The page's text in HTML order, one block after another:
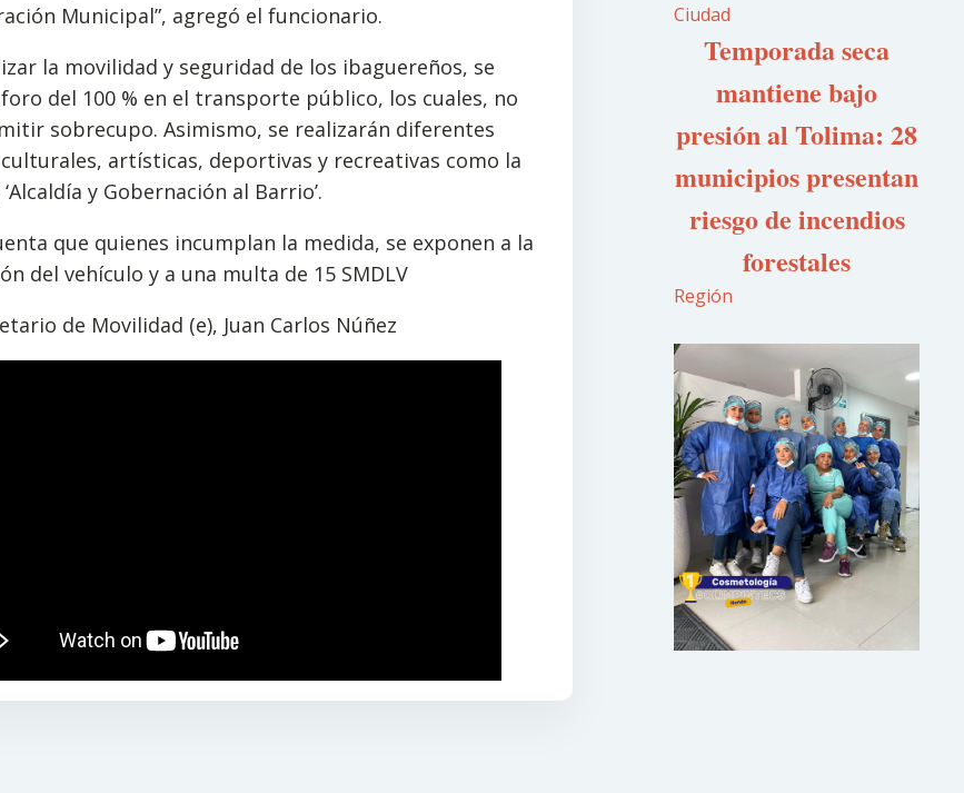
Municipal”, agregó el funcionario.
la movilidad y seguridad de los ibaguereños, se
del 100 % en el transporte público, los cuales, no
sobrecupo. Asimismo, se realizarán diferentes
artísticas, deportivas y recreativas como la
y Gobernación al Barrio’.
que quienes incumplan la medida, se exponen a la
del vehículo y a una multa de 15 SMDLV
de Movilidad (e), Juan Carlos Núñez
Ciudad
Temporada seca
mantiene bajo
presión al Tolima: 28
municipios presentan
riesgo de incendios
forestales
Región